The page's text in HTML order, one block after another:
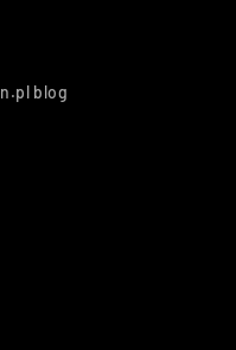
blog